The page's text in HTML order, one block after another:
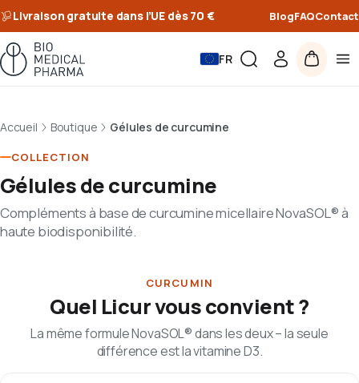
Livraison gratuite dans l’UE dès 70 € BlogFAQContact
FR
Accueil Boutique Gélules de curcumine
COLLECTION
Gélules de curcumine
Compléments à base de curcumine micellaire NovaSOL® à
haute biodisponibilité.
CURCUMIN
Quel Licur vous convient ?
La même formule NovaSOL® dans les deux – la seule
différence est la vitamine D3.